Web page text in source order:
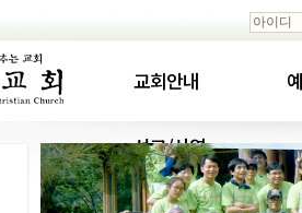
교회안내
선교/사역